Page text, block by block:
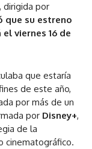
, dirigida por
que su estreno
viernes 16 de
que estaría
de este año,
por más de un
por Disney+,
de la
cinematográfico.